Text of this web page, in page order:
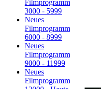
Filmprogramm
3000 - 5999
Neues
Filmprogramm
6000 - 8999
Neues
Filmprogramm
9000 - 11999
Neues
Filmprogramm